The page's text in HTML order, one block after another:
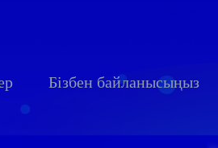
Бізбен байланысыңыз